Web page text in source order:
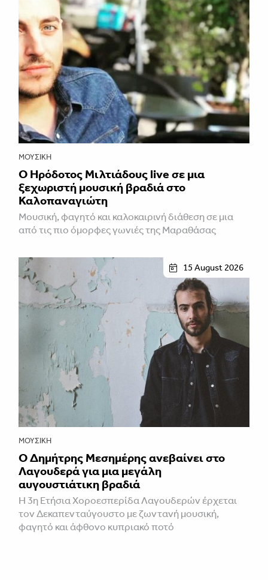
ΜΟΥΣΙΚΉ
Ο Ηρόδοτος Μιλτιάδους live σε μια
ξεχωριστή μουσική βραδιά στο
Καλοπαναγιώτη
Μουσική, φαγητό και καλοκαιρινή διάθεση σε μια
από τις πιο όμορφες γωνιές της Μαραθάσας
15 August 2026
ΜΟΥΣΙΚΉ
Ο Δημήτρης Μεσημέρης ανεβαίνει στο
Λαγουδερά για μια μεγάλη
αυγουστιάτικη βραδιά
Η 3η Ετήσια Χοροεσπερίδα Λαγουδερών έρχεται
τον Δεκαπενταύγουστο με ζωντανή μουσική,
φαγητό και άφθονο κυπριακό ποτό